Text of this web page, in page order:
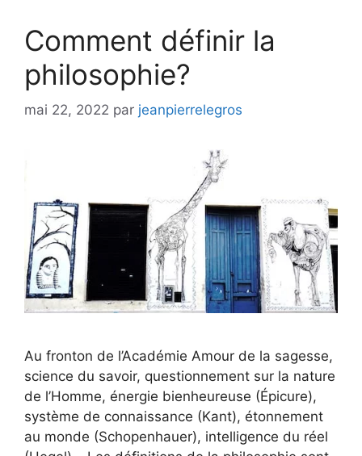
Comment définir la
philosophie?
mai 22, 2022 par jeanpierrelegros
Au fronton de l’Académie Amour de la sagesse,
science du savoir, questionnement sur la nature
de l’Homme, énergie bienheureuse (Épicure),
système de connaissance (Kant), étonnement
au monde (Schopenhauer), intelligence du réel